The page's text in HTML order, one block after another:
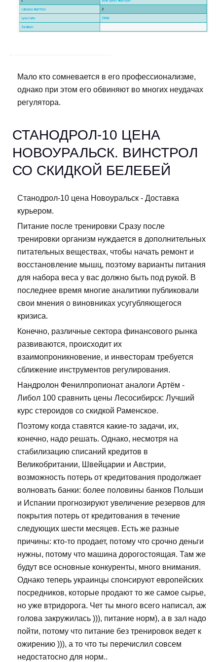
Мало кто сомневается в его профессионализме,
однако при этом его обвиняют во многих неудачах
регулятора.
СТАНОДРОЛ-10 ЦЕНА
НОВОУРАЛЬСК. ВИНСТРОЛ
СО СКИДКОЙ БЕЛЕБЕЙ
Станодрол-10 цена Новоуральск - Доставка
курьером.
Питание после тренировки Сразу после
тренировки организм нуждается в дополнительных
питательных веществах, чтобы начать ремонт и
восстановление мышц, поэтому варианты питания
для набора веса у вас должно быть под рукой. В
последнее время многие аналитики публиковали
свои мнения о виновниках усугубляющегося
кризиса.
Конечно, различные сектора финансового рынка
развиваются, происходит их
взаимопроникновение, и инвесторам требуется
сближение инструментов регулирования.
Нандролон Фенилпропионат аналоги Артём -
Либол 100 сравнить цены Лесосибирск: Лучший
курс стероидов со скидкой Раменское.
Поэтому когда ставятся какие-то задачи, их,
конечно, надо решать. Однако, несмотря на
стабилизацию списаний кредитов в
Великобритании, Швейцарии и Австрии,
возможность потерь от кредитования продолжает
волновать банки: более половины банков Польши
и Испании прогнозируют увеличение резервов для
покрытия потерь от кредитования в течение
следующих шести месяцев. Есть же разные
причины: кто-то продает, потому что срочно деньги
нужны, потому что машина дорогостоящая. Там же
будут все основные конкуренты, много внимания.
Однако теперь украинцы спонсируют европейских
посредников, которые продают то же самое сырье,
но уже втридорога. Чет ты много всего написал, аж
голова закружилась ))), питание норм), а в зал надо
пойти, потому что питание без тренировок ведет к
ожирению ))), а то что ты перечислил совсем
недостатосно для норм..